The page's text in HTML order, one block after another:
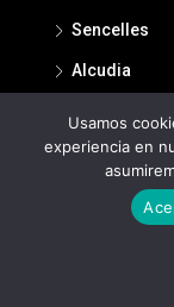
Sencelles
Alcudia
Usamos
experiencia en